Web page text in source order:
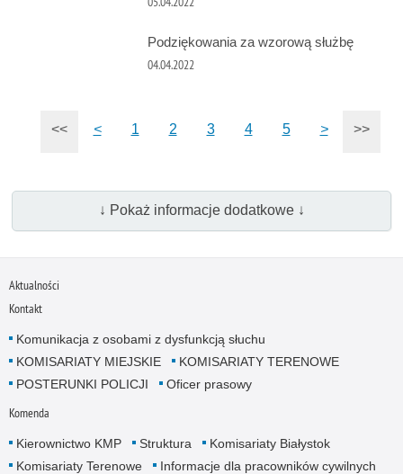
Podziękowania za wzorową służbę
04.04.2022
<< < 1 2 3 4 5 > >>
↓ Pokaż informacje dodatkowe ↓
Aktualności
Kontakt
Komunikacja z osobami z dysfunkcją słuchu
KOMISARIATY MIEJSKIE
KOMISARIATY TERENOWE
POSTERUNKI POLICJI
Oficer prasowy
Komenda
Kierownictwo KMP Struktura
Komisariaty Białystok
Komisariaty Terenowe
Informacje dla pracowników cywilnych